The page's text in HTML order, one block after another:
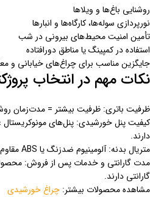
روشنایی باغ‌ها و ویلاها
نورپردازی سوله‌ها، کارگاه‌ها و انبارها
تأمین امنیت محیط‌های بیرونی در شب
استفاده در کمپینگ یا مناطق دورافتاده
جایگزین مناسب برای چراغ‌های خیابانی و
نکات مهم در انتخاب
ظرفیت باتری: ظرفیت بیشتر = مدت‌زمان
کیفیت پنل خورشیدی: پنل‌های
دارند.
متریال بدنه: آلومینیوم ضدزنگ یا ABS مقاوم، عمر دستگاه را افزایش می‌دهد.
گارانتی دارند.
مشاهده محصولات بیشتر: چراغ خورشیدی